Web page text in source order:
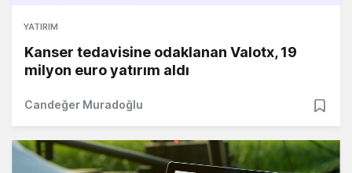
YATIRIM
Kanser tedavisine odaklanan Valotx, 19
milyon euro yatırım aldı
Candeğer Muradoğlu